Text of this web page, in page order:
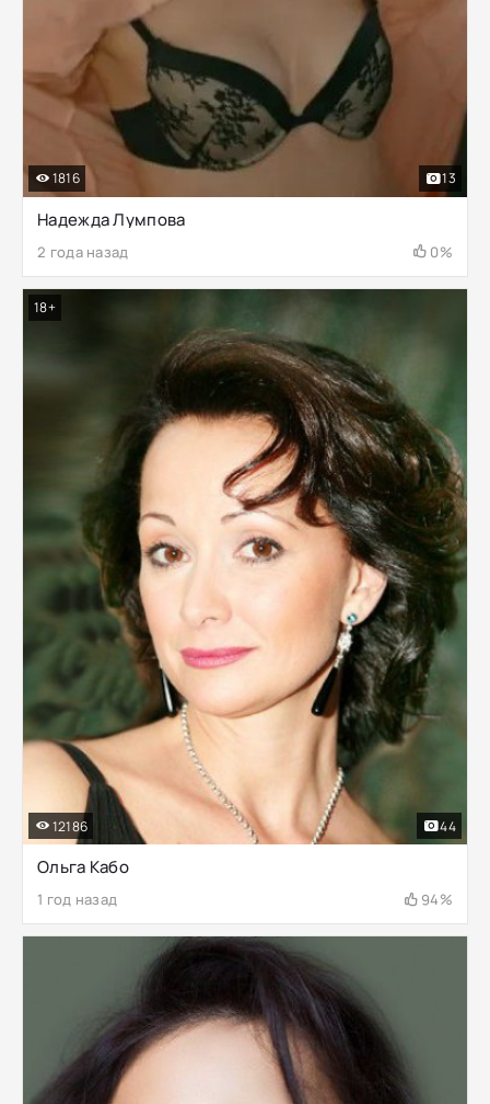
Надежда Лумпова
2 года назад 0%
1816 13
Ольга Кабо
1 год назад 94%
12186 44
18+